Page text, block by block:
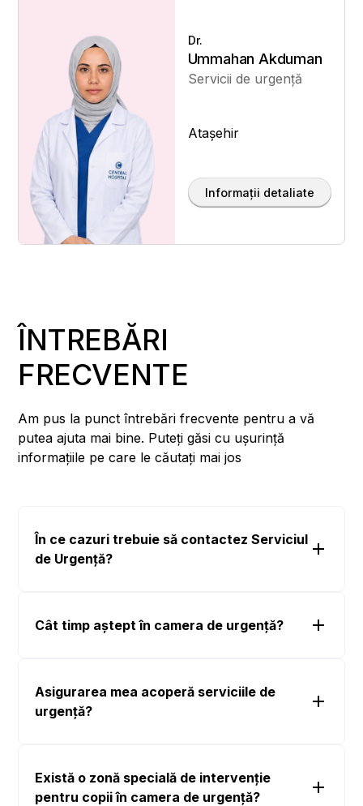
Dr.
Ummahan Akduman
Servicii de urgență
Ataşehir
Informații detaliate
ÎNTREBĂRI
FRECVENTE
Am pus la punct întrebări frecvente pentru a vă
putea ajuta mai bine. Puteți găsi cu ușurință
informațiile pe care le căutați mai jos
În ce cazuri trebuie să contactez Serviciul
de Urgență?
Cât timp aștept în camera de urgență?
Asigurarea mea acoperă serviciile de
urgență?
Există o zonă specială de intervenție
pentru copii în camera de urgență?